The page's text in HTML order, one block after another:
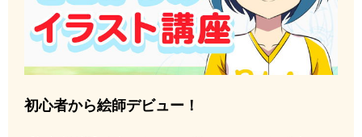
初心者から絵師デビュー！